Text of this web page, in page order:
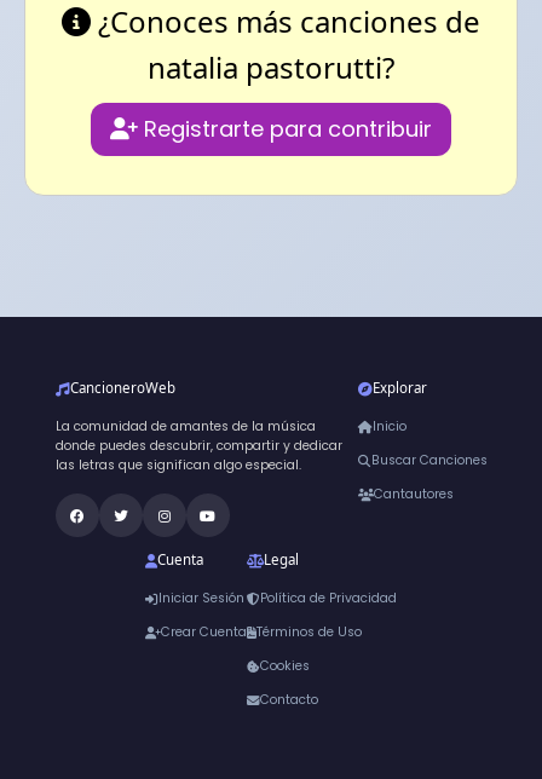
¿Conoces más canciones de
natalia pastorutti?
Registrarte para contribuir
CancioneroWeb
La comunidad de amantes de la música
donde puedes descubrir, compartir y dedicar
las letras que significan algo especial.
Explorar
Inicio
Buscar Canciones
Cantautores
Cuenta
Iniciar Sesión
Crear Cuenta
Legal
Política de Privacidad
Términos de Uso
Cookies
Contacto